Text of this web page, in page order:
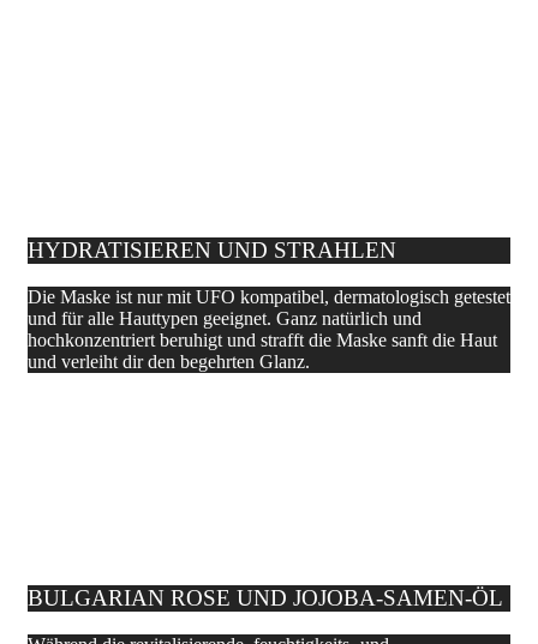
HYDRATISIEREN UND STRAHLEN
Die Maske ist nur mit UFO kompatibel, dermatologisch getestet
und für alle Hauttypen geeignet. Ganz natürlich und
hochkonzentriert beruhigt und strafft die Maske sanft die Haut
und verleiht dir den begehrten Glanz.
BULGARIAN ROSE UND JOJOBA-SAMEN-ÖL